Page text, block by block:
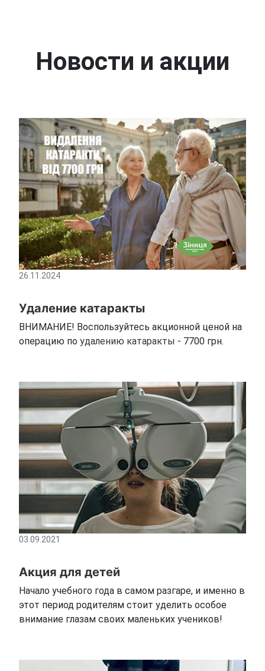
Новости и акции
26.11.2024
Удаление катаракты
ВНИМАНИЕ! Воспользуйтесь акционной ценой на
операцию по удалению катаракты - 7700 грн.
03.09.2021
Акция для детей
Начало учебного года в самом разгаре, и именно в
этот период родителям стоит уделить особое
внимание глазам своих маленьких учеников!